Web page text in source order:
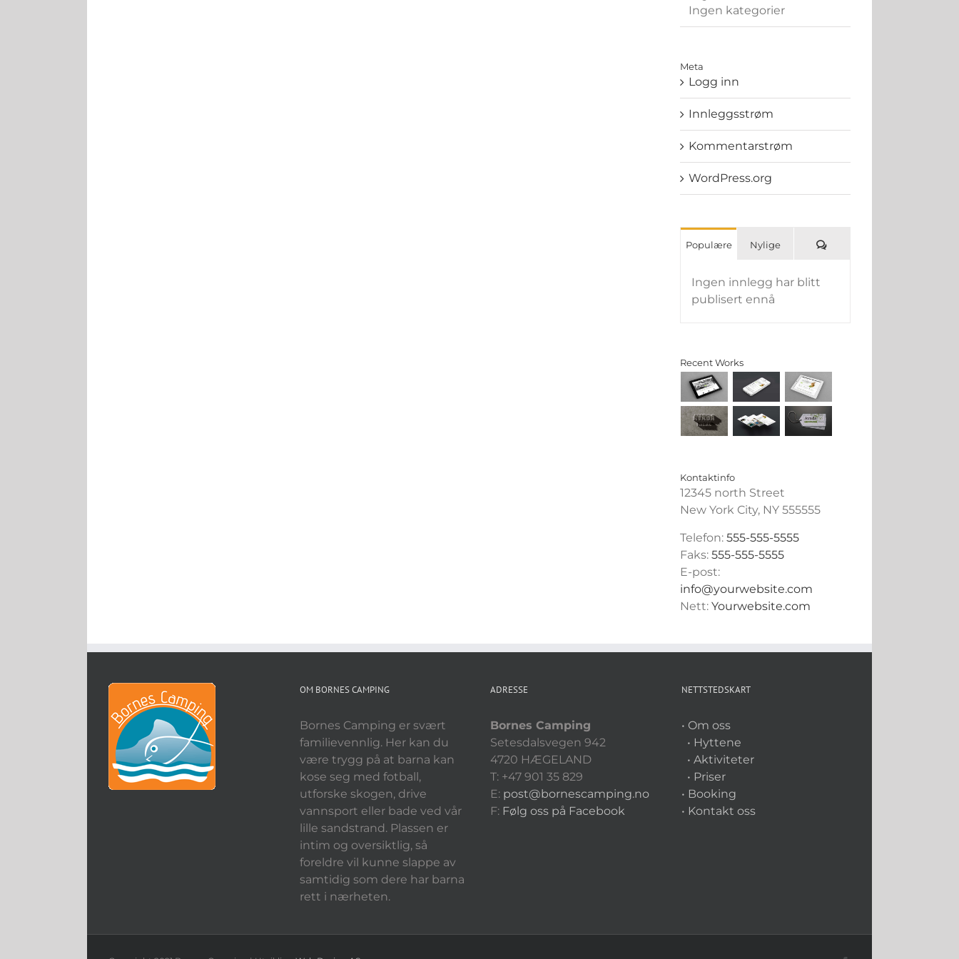
Ingen kategorier
Meta
Logg inn
Innleggsstrøm
Kommentarstrøm
WordPress.org
Populære Nylige Kommentarer
Ingen innlegg har blitt
publisert ennå
Recent Works
Kontaktinfo
12345 north Street
New York City, NY 555555
Telefon: 555-555-5555
Faks: 555-555-5555
E-post:
info@yourwebsite.com
Nett: Yourwebsite.com
OM BORNES CAMPING
Bornes Camping er svært
familievennlig. Her kan du
være trygg på at barna kan
kose seg med fotball,
utforske skogen, drive
vannsport eller bade ved vår
lille sandstrand. Plassen er
intim og oversiktlig, så
foreldre vil kunne slappe av
samtidig som dere har barna
rett i nærheten.
ADRESSE
Bornes Camping
Setesdalsvegen 942
4720 HÆGELAND
T: +47 901 35 829
E: post@bornescamping.no
F: Følg oss på Facebook
NETTSTEDSKART
• Om oss
• Hyttene
• Aktiviteter
• Priser
• Booking
• Kontakt oss